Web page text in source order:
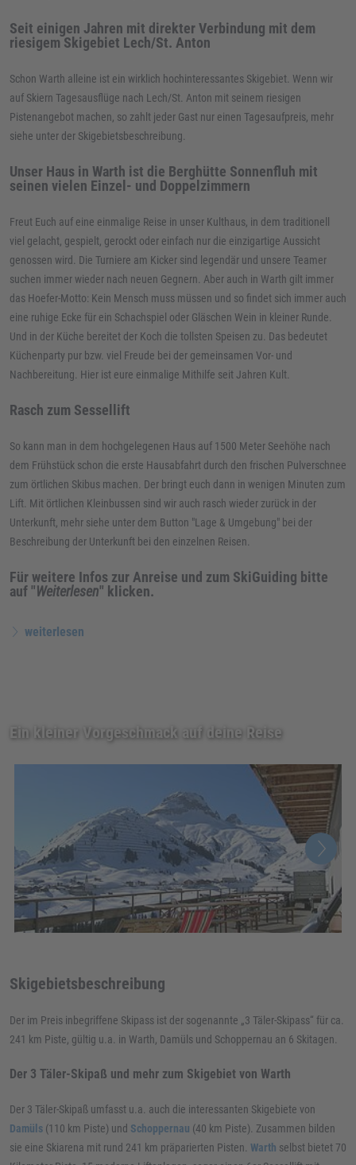
Seit einigen Jahren mit direkter Verbindung mit dem
riesigem Skigebiet Lech/St. Anton
Schon Warth alleine ist ein wirklich hochinteressantes Skigebiet. Wenn wir
auf Skiern Tagesausflüge nach Lech/St. Anton mit seinem riesigen
Pistenangebot machen, so zahlt jeder Gast nur einen Tagesaufpreis, mehr
siehe unter der Skigebietsbeschreibung.
Unser Haus in Warth ist die Berghütte Sonnenfluh mit
seinen vielen Einzel- und Doppelzimmern
Freut Euch auf eine einmalige Reise in unser Kulthaus, in dem traditionell
viel gelacht, gespielt, gerockt oder einfach nur die einzigartige Aussicht
genossen wird. Die Turniere am Kicker sind legendär und unsere Teamer
suchen immer wieder nach neuen Gegnern. Aber auch in Warth gilt immer
das Hoefer-Motto: Kein Mensch muss müssen und so findet sich immer auch
eine ruhige Ecke für ein Schachspiel oder Gläschen Wein in kleiner Runde.
Und in der Küche bereitet der Koch die tollsten Speisen zu. Das bedeutet
Küchenparty pur bzw. viel Freude bei der gemeinsamen Vor- und
Nachbereitung. Hier ist eure einmalige Mithilfe seit Jahren Kult.
Rasch zum Sessellift
So kann man in dem hochgelegenen Haus auf 1500 Meter Seehöhe nach
dem Frühstück schon die erste Hausabfahrt durch den frischen Pulverschnee
zum örtlichen Skibus machen. Der bringt euch dann in wenigen Minuten zum
Lift. Mit örtlichen Kleinbussen sind wir auch rasch wieder zurück in der
Unterkunft, mehr siehe unter dem Button "Lage & Umgebung" bei der
Beschreibung der Unterkunft bei den einzelnen Reisen.
Für weitere Infos zur Anreise und zum SkiGuiding bitte
auf "Weiterlesen" klicken.
weiterlesen
Ein kleiner Vorgeschmack auf deine Reise
Skigebietsbeschreibung
Der im Preis inbegriffene Skipass ist der sogenannte „3 Täler-Skipass“ für ca.
241 km Piste, gültig u.a. in Warth, Damüls und Schoppernau an 6 Skitagen.
Der 3 Täler-Skipaß und mehr zum Skigebiet von Warth
Der 3 Täler-Skipaß umfasst u.a. auch die interessanten Skigebiete von
Damüls (110 km Piste) und Schoppernau (40 km Piste). Zusammen bilden
sie eine Skiarena mit rund 241 km präparierten Pisten. Warth selbst bietet 70